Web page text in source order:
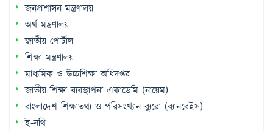
জনপ্রশাসন মন্ত্রণালয়
অর্থ মন্ত্রণালয়
জাতীয় পোর্টাল
শিক্ষা মন্ত্রণালয়
মাধ্যমিক ও উচ্চশিক্ষা অধিদপ্তর
জাতীয় শিক্ষা ব্যবস্থাপনা একাডেমি (নায়েম)
বাংলাদেশ শিক্ষাতথ্য ও পরিসংখ্যান ব্যুরো (ব্যানবেইস)
ই-নথি